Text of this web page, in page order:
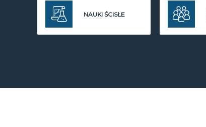
NAUKI ŚCISŁE